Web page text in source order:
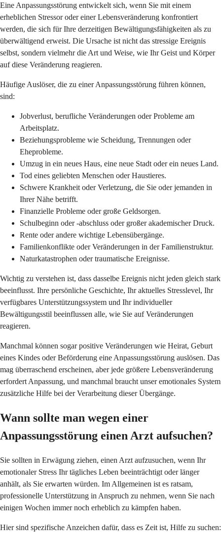
Eine Anpassungsstörung entwickelt sich, wenn Sie mit einem
erheblichen Stressor oder einer Lebensveränderung konfrontiert
werden, die sich für Ihre derzeitigen Bewältigungsfähigkeiten als zu
überwältigend erweist. Die Ursache ist nicht das stressige Ereignis
selbst, sondern vielmehr die Art und Weise, wie Ihr Geist und Körper
auf diese Veränderung reagieren.
Häufige Auslöser, die zu einer Anpassungsstörung führen können,
sind:
Jobverlust, berufliche Veränderungen oder Probleme am
Arbeitsplatz.
Beziehungsprobleme wie Scheidung, Trennungen oder
Eheprobleme.
Umzug in ein neues Haus, eine neue Stadt oder ein neues Land.
Tod eines geliebten Menschen oder Haustieres.
Schwere Krankheit oder Verletzung, die Sie oder jemanden in
Ihrer Nähe betrifft.
Finanzielle Probleme oder große Geldsorgen.
Schulbeginn oder -abschluss oder großer akademischer Druck.
Rente oder andere wichtige Lebensübergänge.
Familienkonflikte oder Veränderungen in der Familienstruktur.
Naturkatastrophen oder traumatische Ereignisse.
Wichtig zu verstehen ist, dass dasselbe Ereignis nicht jeden gleich stark
beeinflusst. Ihre persönliche Geschichte, Ihr aktuelles Stresslevel, Ihr
verfügbares Unterstützungssystem und Ihr individueller
Bewältigungsstil beeinflussen alle, wie Sie auf Veränderungen
reagieren.
Manchmal können sogar positive Veränderungen wie Heirat, Geburt
eines Kindes oder Beförderung eine Anpassungsstörung auslösen. Das
mag überraschend erscheinen, aber jede größere Lebensveränderung
erfordert Anpassung, und manchmal braucht unser emotionales System
zusätzliche Hilfe bei der Verarbeitung dieser Übergänge.
Wann sollte man wegen einer
Anpassungsstörung einen Arzt aufsuchen?
Sie sollten in Erwägung ziehen, einen Arzt aufzusuchen, wenn Ihr
emotionaler Stress Ihr tägliches Leben beeinträchtigt oder länger
anhält, als Sie erwarten würden. Im Allgemeinen ist es ratsam,
professionelle Unterstützung in Anspruch zu nehmen, wenn Sie nach
einigen Wochen immer noch erheblich zu kämpfen haben.
Hier sind spezifische Anzeichen dafür, dass es Zeit ist, Hilfe zu suchen: